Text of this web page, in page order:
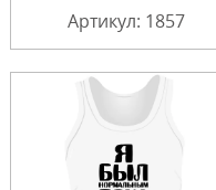
Артикул: 1857